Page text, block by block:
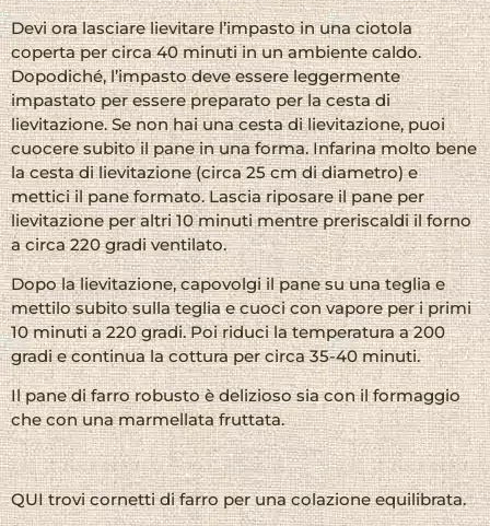
Devi ora lasciare lievitare l’impasto in una ciotola
coperta per circa 40 minuti in un ambiente caldo.
Dopodiché, l’impasto deve essere leggermente
impastato per essere preparato per la cesta di
lievitazione. Se non hai una cesta di lievitazione, puoi
cuocere subito il pane in una forma. Infarina molto bene
la cesta di lievitazione (circa 25 cm di diametro) e
mettici il pane formato. Lascia riposare il pane per
lievitazione per altri 10 minuti mentre preriscaldi il forno
a circa 220 gradi ventilato.
Dopo la lievitazione, capovolgi il pane su una teglia e
mettilo subito sulla teglia e cuoci con vapore per i primi
10 minuti a 220 gradi. Poi riduci la temperatura a 200
gradi e continua la cottura per circa 35-40 minuti.
Il pane di farro robusto è delizioso sia con il formaggio
che con una marmellata fruttata.
QUI trovi cornetti di farro per una colazione equilibrata.